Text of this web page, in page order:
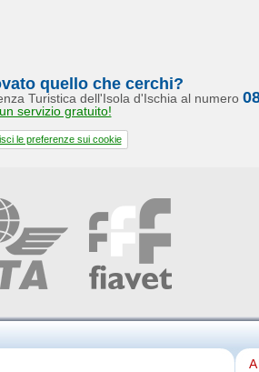
quello che cerchi?
Turistica dell'Isola d'Ischia al numero
servizio gratuito!
le preferenze sui cookie